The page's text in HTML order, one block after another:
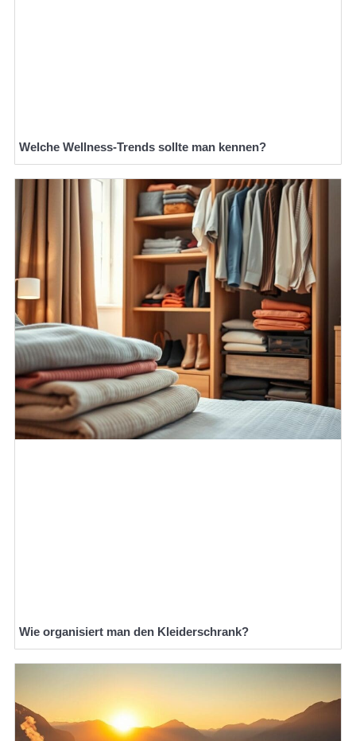
Welche Wellness-Trends sollte man kennen?
Wie organisiert man den Kleiderschrank?